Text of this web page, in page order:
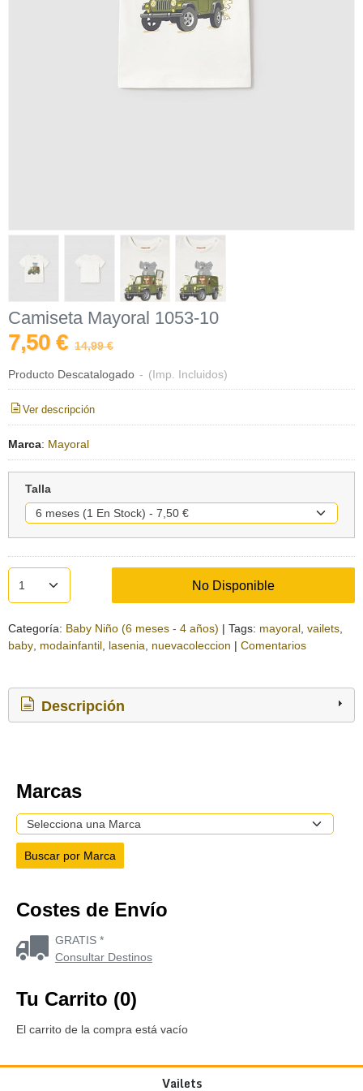
Camiseta Mayoral 1053-10
7,50 € 14,99 €
Producto Descatalogado - (Imp. Incluidos)
Ver descripción
Marca: Mayoral
Talla
No Disponible
Categoría: Baby Niño (6 meses - 4 años) | Tags: mayoral vailets
baby modainfantil lasenia nuevacoleccion | Comentarios
Descripción
Marcas
Costes de Envío
GRATIS *
Consultar Destinos
Tu Carrito (0)
El carrito de la compra está vacío
Vailets